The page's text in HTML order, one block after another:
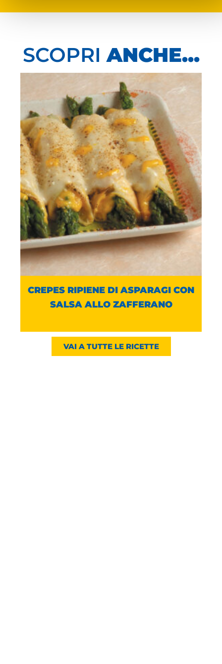
SCOPRIANCHE...
CREPES RIPIENE DI ASPARAGI CON
SALSA ALLO ZAFFERANO
VAI A TUTTE LE RICETTE